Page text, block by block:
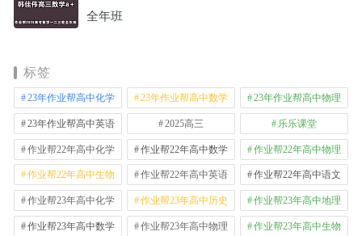
全年班
标签
23年作业帮高中化学 23年作业帮高中数学 23年作业帮高中物理
23年作业帮高中英语 2025高三 乐乐课堂
作业帮22年高中化学 作业帮22年高中数学 作业帮22年高中物理
作业帮22年高中生物 作业帮22年高中英语 作业帮22年高中语文
作业帮23年高中化学 作业帮23年高中历史 作业帮23年高中地理
作业帮23年高中数学 作业帮23年高中物理 作业帮23年高中生物